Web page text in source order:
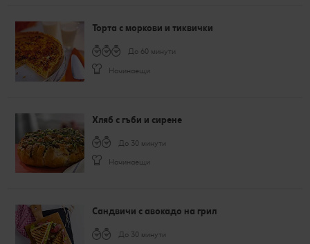
Торта с моркови и тиквички
До 60 минути
Начинаещи
Хляб с гъби и сирене
До 30 минути
Начинаещи
Сандвичи с авокадо на грил
До 30 минути